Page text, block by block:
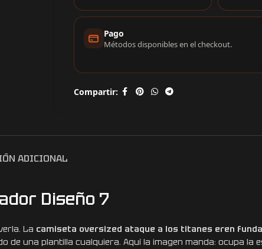
Pago
Métodos disponibles en el checkout.
Compartir:
ADICIONAL
Diseño 7
La camiseta oversized ataque a los titanes eren
una plantilla cualquiera. Aquí la imagen manda: ocupa la